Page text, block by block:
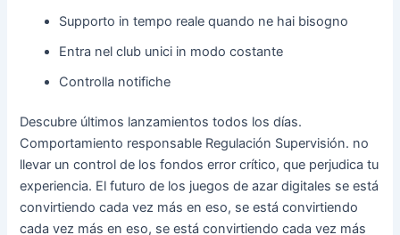
Supporto in tempo reale quando ne hai bisogno
Entra nel club unici in modo costante
Controlla notifiche
Descubre últimos lanzamientos todos los días.
Comportamiento responsable Regulación Supervisión. no
llevar un control de los fondos error crítico, que perjudica tu
experiencia. El futuro de los juegos de azar digitales se está
convirtiendo cada vez más en eso, se está convirtiendo
cada vez más en eso, se está convirtiendo cada vez más